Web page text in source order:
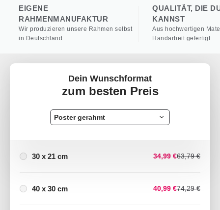
EIGENE
RAHMENMANUFAKTUR
Wir produzieren unsere Rahmen selbst
in Deutschland.
QUALITÄT, DIE
KANNST
Aus hochwertigen
Handarbeit gefertigt.
Dein Wunschformat
zum besten Preis
Poster gerahmt
30 x 21 cm 34,99 €63,79 €
40 x 30 cm 40,99 €74,29 €